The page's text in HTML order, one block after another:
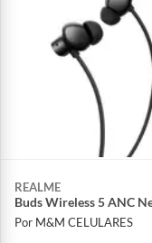
REALME
Buds Wireless 5 ANC
Por M&M CELULARES